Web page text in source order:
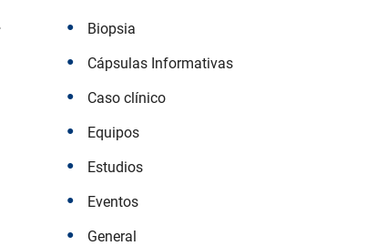
Biopsia
Cápsulas Informativas
Caso clínico
Equipos
Estudios
Eventos
General